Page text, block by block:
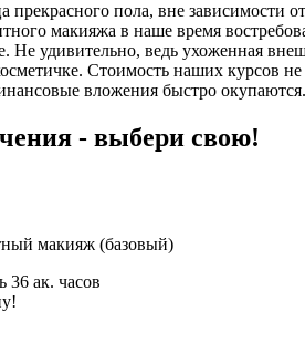
прекрасного пола, вне зависимости
макияжа в наше время
Не удивительно, ведь ухоженная
Стоимость наших курсов
вложения быстро окупаются.
- выбери свою!
макияж (базовый)
36 ак. часов